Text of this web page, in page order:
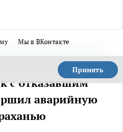
Мы в ВКонтакте
Принять
с отказавшим
аварийную